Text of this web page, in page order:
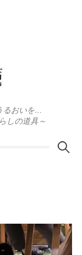
るおいを…
しの道具～
検